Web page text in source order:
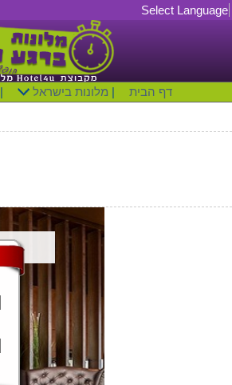
Select Language
| מלונות בישראל | דף הבית